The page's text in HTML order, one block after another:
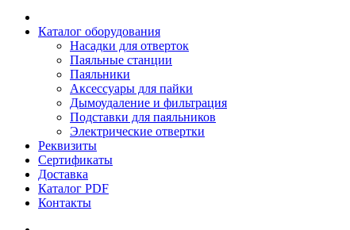
Каталог оборудования
Насадки для отверток
Паяльные станции
Паяльники
Аксессуары для пайки
Дымоудаление и фильтрация
Подставки для паяльников
Электрические отвертки
Реквизиты
Сертификаты
Доставка
Каталог PDF
Контакты